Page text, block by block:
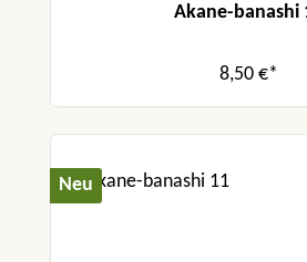
Akane-banashi
8,50 €*
Neu